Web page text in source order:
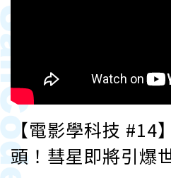
【電影學科技 #14
頭！彗星即將引爆